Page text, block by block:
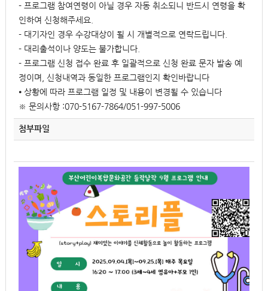
- 프로그램 참여연령이 아닐 경우 자동 취소되니 반드시 연령을 확
인하여 신청해주세요.
- 대기자인 경우 수강대상이 될 시 개별적으로 연락드립니다.
- 대리출석이나 양도는 불가합니다.
- 프로그램 신청 접수 완료 후 일괄적으로 신청 완료 문자 발송 예
정이며, 신청내역과 동일한 프로그램인지 확인바랍니다
⦁ 상황에 따라 프로그램 일정 및 내용이 변경될 수 있습니다
※ 문의사항 :070-5167-7864/051-997-5006
첨부파일